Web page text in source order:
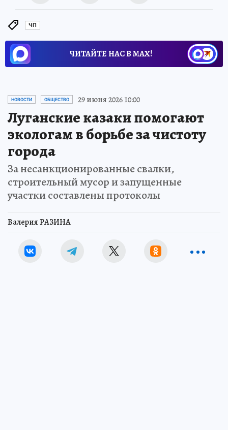
ЧП
ЧИТАЙТЕ НАС В МАХ!
НОВОСТИ ОБЩЕСТВО 29 июня 2026 10:00
Луганские казаки помогают
экологам в борьбе за чистоту
города
За несанкционированные свалки,
строительный мусор и запущенные
участки составлены протоколы
Валерия РАЗИНА